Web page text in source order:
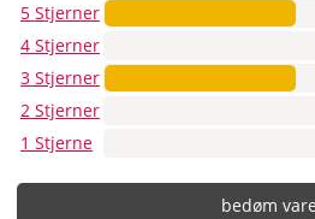
5 Stjerner
4 Stjerner
3 Stjerner
2 Stjerner
1 Stjerne
bedøm vare